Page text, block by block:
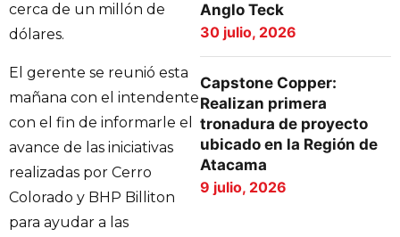
cerca de un millón de
dólares.
El gerente se reunió esta
mañana con el intendente
con el fin de informarle el
avance de las iniciativas
realizadas por Cerro
Colorado y BHP Billiton
para ayudar a las
Anglo Teck
30 julio, 2026
Capstone Copper:
Realizan primera
tronadura de proyecto
ubicado en la Región de
Atacama
9 julio, 2026